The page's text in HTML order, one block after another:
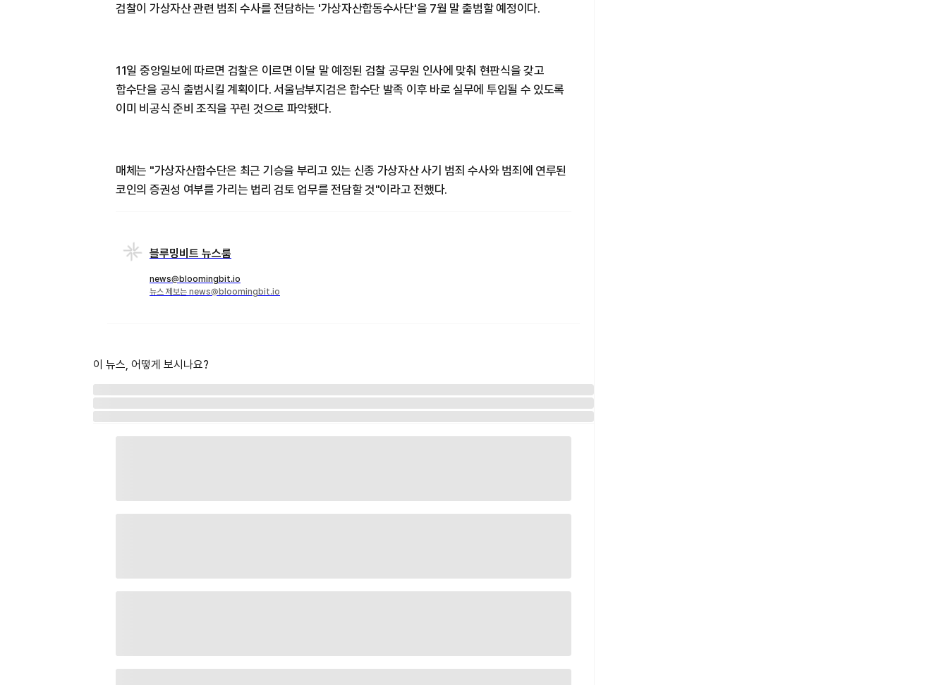
검찰이 가상자산 관련 범죄 수사를 전담하는 '가상자산합동수사단'을 7월 말 출범할 예정이다.
11일 중앙일보에 따르면 검찰은 이르면 이달 말 예정된 검찰 공무원 인사에 맞춰 현판식을 갖고
합수단을 공식 출범시킬 계획이다. 서울남부지검은 합수단 발족 이후 바로 실무에 투입될 수 있도록
이미 비공식 준비 조직을 꾸린 것으로 파악됐다.
매체는 "가상자산합수단은 최근 기승을 부리고 있는 신종 가상자산 사기 범죄 수사와 범죄에 연루된
코인의 증권성 여부를 가리는 법리 검토 업무를 전담할 것"이라고 전했다.
블루밍비트 뉴스룸
news@bloomingbit.io
뉴스 제보는 news@bloomingbit.io
이 뉴스, 어떻게 보시나요?